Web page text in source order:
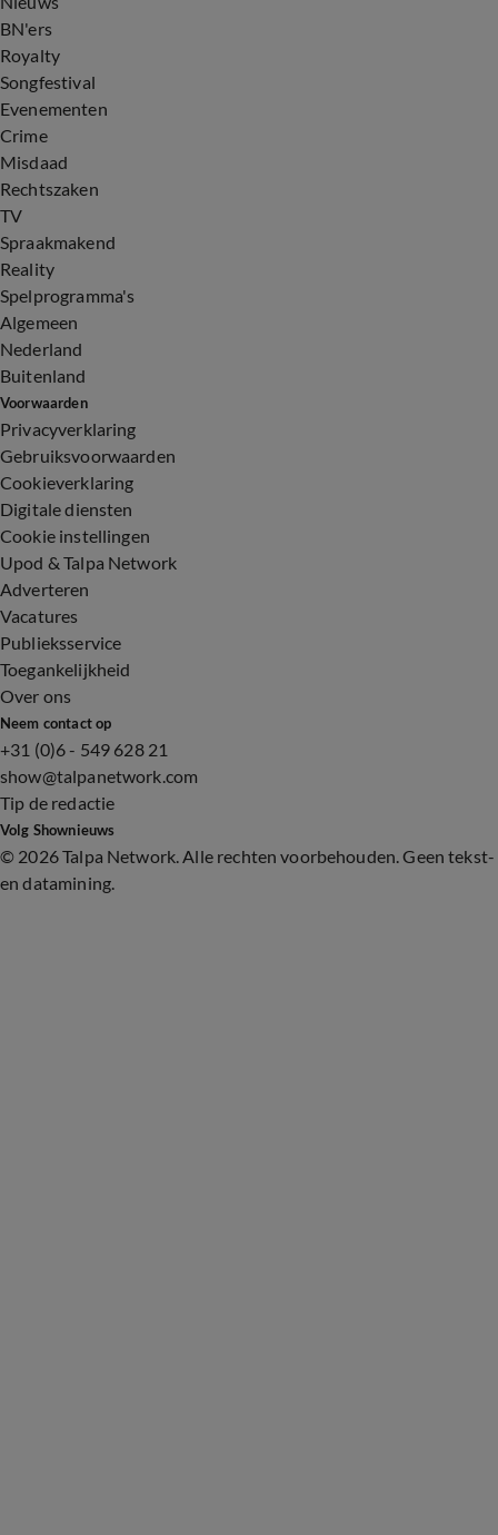
BN'ers
Royalty
Songfestival
Evenementen
Crime
Misdaad
Rechtszaken
TV
Spraakmakend
Reality
Spelprogramma's
Algemeen
Nederland
Buitenland
Voorwaarden
Privacyverklaring
Gebruiksvoorwaarden
Cookieverklaring
Digitale diensten
Cookie instellingen
Upod & Talpa Network
Adverteren
Vacatures
Publieksservice
Toegankelijkheid
Over ons
Neem contact op
+31 (0)6 - 549 628 21
show@talpanetwork.com
Tip de redactie
Volg Shownieuws
© 2026 Talpa Network. Alle rechten voorbehouden. Geen tekst-
en datamining.